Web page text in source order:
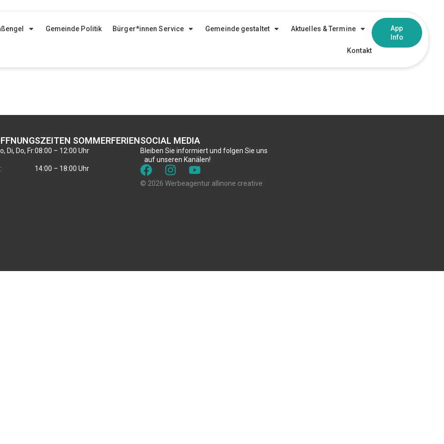
Gemeinde Politik Bürger*innen Service Gemeinde gestaltet Aktuelles & Termine
Kontakt
App
Info
SOMMERFERIEN
Di, Do, Fr:08:00 – 12:00 Uhr
14:00 – 18:00 Uhr
SOCIAL MEDIA
Bleiben Sie informiert und folgen Sie uns
auf unseren Kanälen!
© 2026 Werbeagentur allinone creative